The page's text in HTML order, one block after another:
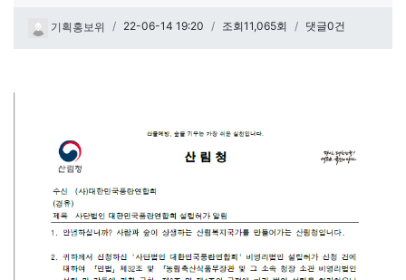
페이지 정보
기획홍보위 작성일
22-06-14 19:20 조회11,065회 댓글0건